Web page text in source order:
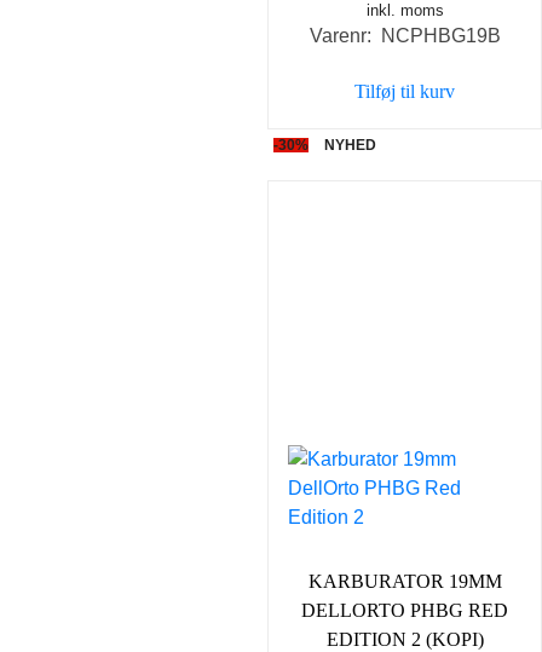
oprindelige
pris
598,00 kr..
pris
inkl. moms
Varenr: NCPHBG19B
Tilføj til kurv
-30% NYHED
KARBURATOR 19MM
DELLORTO PHBG RED
EDITION 2 (KOPI)